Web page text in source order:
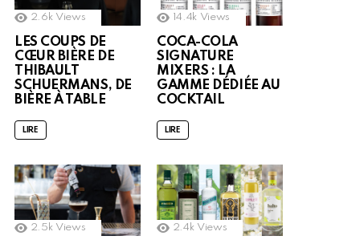
2.6k Views
LES COUPS DE
CŒUR BIÈRE DE
THIBAULT
SCHUERMANS, DE
BIÈRE À TABLE
LIRE
14.4k Views
COCA-COLA
SIGNATURE
MIXERS : LA
GAMME DÉDIÉE AU
COCKTAIL
LIRE
2.5k Views 2.4k Views